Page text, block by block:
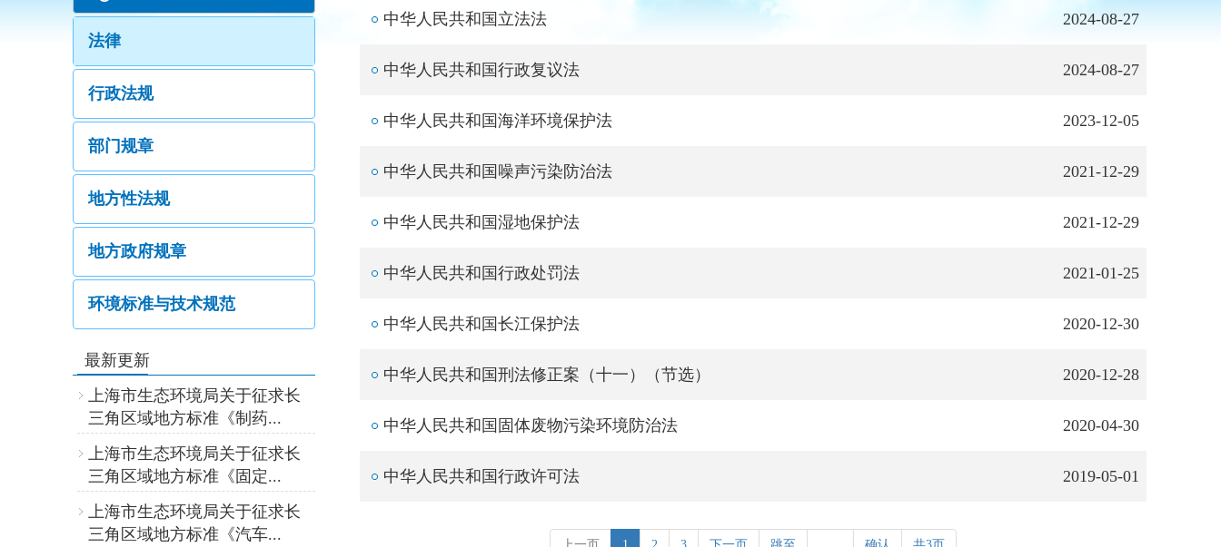
法律
行政法规
部门规章
地方性法规
地方政府规章
环境标准与技术规范
最新更新
上海市生态环境局关于征求长
三角区域地方标准《制药...
上海市生态环境局关于征求长
三角区域地方标准《固定...
上海市生态环境局关于征求长
三角区域地方标准《汽车...
中华人民共和国立法法 2024-08-27
中华人民共和国行政复议法 2024-08-27
中华人民共和国海洋环境保护法 2023-12-05
中华人民共和国噪声污染防治法 2021-12-29
中华人民共和国湿地保护法 2021-12-29
中华人民共和国行政处罚法 2021-01-25
中华人民共和国长江保护法 2020-12-30
中华人民共和国刑法修正案（十一）（节选） 2020-12-28
中华人民共和国固体废物污染环境防治法 2020-04-30
中华人民共和国行政许可法 2019-05-01